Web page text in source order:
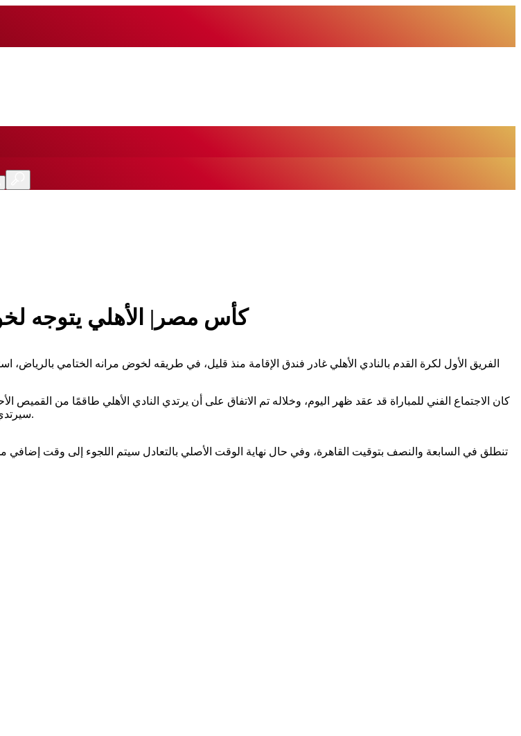
كأس مصر| الأهلي يتوجه
الفريق الأول لكرة القدم بالنادي الأهلي غادر فندق الإقامة منذ قليل، في طريقه لخوض مرانه الختامي
كان الاجتماع الفني للمباراة قد عقد ظهر اليوم، وخلاله تم الاتفاق على أن يرتدي النادي الأهلي طاقمًا من
سيرتدي الزمالك طاقمًا من اللون الأبيض بالكامل، ويرتدي حارس مرماه طاقمًا باللون الأصفر كاملًا.
تنطلق في السابعة والنصف بتوقيت القاهرة، وفي حال نهاية الوقت الأصلي بالتعادل سيتم اللجوء إلى وقت